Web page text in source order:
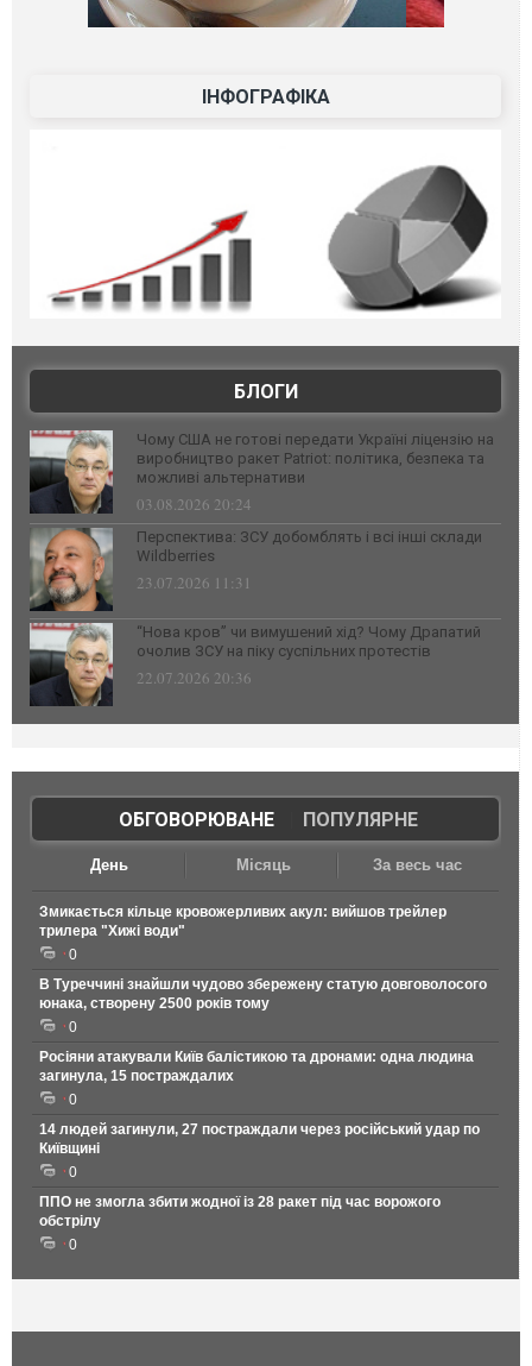
ІНФОГРАФІКА
БЛОГИ
Чому США не готові передати Україні ліцензію на
виробництво ракет Patriot: політика, безпека та
можливі альтернативи
03.08.2026 20:24
Перспектива: ЗСУ добомблять і всі інші склади
Wildberries
23.07.2026 11:31
“Нова кров” чи вимушений хід? Чому Драпатий
очолив ЗСУ на піку суспільних протестів
22.07.2026 20:36
ОБГОВОРЮВАНЕ| ПОПУЛЯРНЕ
День Місяць За весь час
Змикається кільце кровожерливих акул: вийшов трейлер
трилера "Хижі води"
0
В Туреччині знайшли чудово збережену статую довговолосого
юнака, створену 2500 років тому
0
Росіяни атакували Київ балістикою та дронами: одна людина
загинула, 15 постраждалих
0
14 людей загинули, 27 постраждали через російський удар по
Київщині
0
ППО не змогла збити жодної із 28 ракет під час ворожого
обстрілу
0